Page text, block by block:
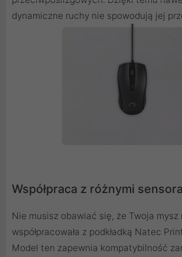
dynamiczne ruchy nie spowodują jej
Współpraca z różnymi
Nie musisz obawiać się, że Twoja mysz
współpracowała z podkładką Natec
Model ten zapewnia kompatybilność